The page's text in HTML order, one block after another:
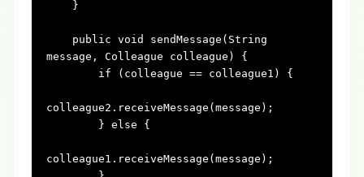
public void
sendMessage(String
message, Colleague colleague)
{
if (colleague == colleague1) {
colleague2.receiveMessage(message);
        }
else {
colleague1.receiveMessage(message);